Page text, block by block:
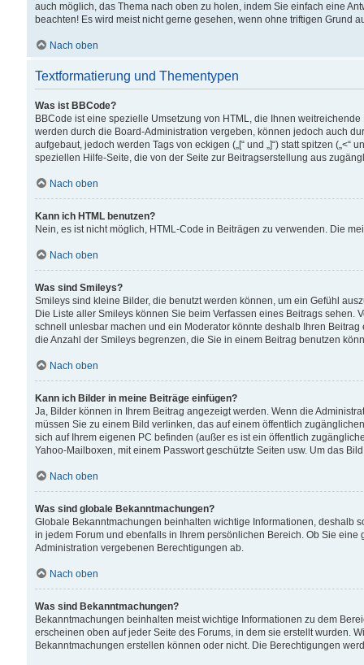
auch möglich, das Thema nach oben zu holen, indem Sie einfach eine
beachten! Es wird meist nicht gerne gesehen, wenn ohne triftigen Grund
Nach oben
Textformatierung und Thementypen
Was ist BBCode?
BBCode ist eine spezielle Umsetzung von HTML, die Ihnen
werden durch die Board-Administration vergeben, können jedoch auch
aufgebaut, jedoch werden Tags von eckigen („[“ und „]“) statt spitzen
speziellen Hilfe-Seite, die von der Seite zur Beitragserstellung aus
Nach oben
Kann ich HTML benutzen?
Nein, es ist nicht möglich, HTML-Code in Beiträgen zu verwenden. Die
Nach oben
Was sind Smileys?
Smileys sind kleine Bilder, die benutzt werden können, um ein Gefühl
Die Liste aller Smileys können Sie beim Verfassen eines Beitrags
schnell unlesbar machen und ein Moderator könnte deshalb Ihren
die Anzahl der Smileys begrenzen, die Sie in einem Beitrag benutzen
Nach oben
Kann ich Bilder in meine Beiträge einfügen?
Ja, Bilder können in Ihrem Beitrag angezeigt werden. Wenn die
müssen Sie zu einem Bild verlinken, das auf einem öffentlich
sich auf Ihrem eigenen PC befinden (außer es ist ein öffentlich
Yahoo-Mailboxen, mit einem Passwort geschützte Seiten usw. Um das
Nach oben
Was sind globale Bekanntmachungen?
Globale Bekanntmachungen beinhalten wichtige Informationen, deshalb
in jedem Forum und ebenfalls in Ihrem persönlichen Bereich. Ob Sie
Administration vergebenen Berechtigungen ab.
Nach oben
Was sind Bekanntmachungen?
Bekanntmachungen beinhalten meist wichtige Informationen zu dem
erscheinen oben auf jeder Seite des Forums, in dem sie erstellt wurden.
Bekanntmachungen erstellen können oder nicht. Die Berechtigungen